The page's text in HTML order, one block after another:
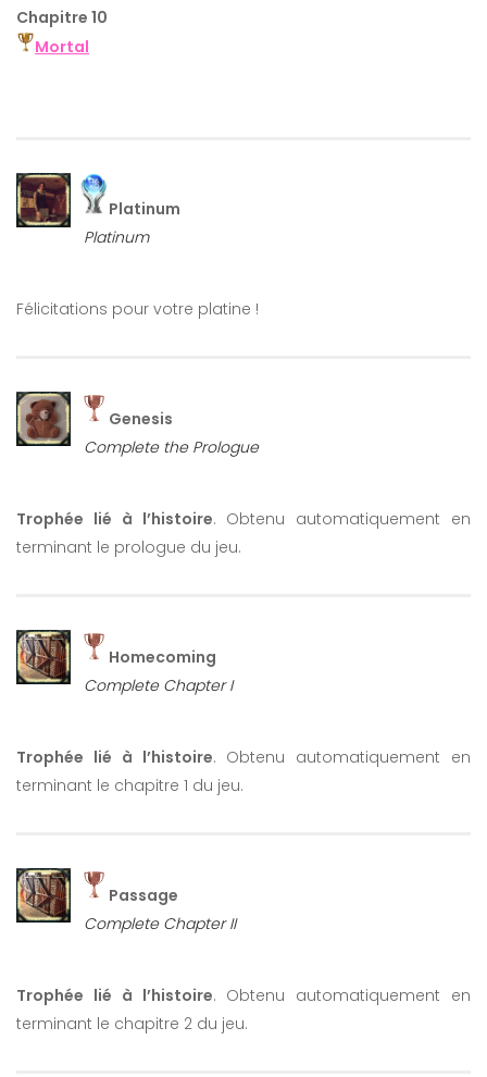
Chapitre 10
Mortal
Platinum
Platinum
Félicitations pour votre platine !
Genesis
Complete the Prologue
Trophée lié à l’histoire. Obtenu automatiquement en
terminant le prologue du jeu.
Homecoming
Complete Chapter I
Trophée lié à l’histoire. Obtenu automatiquement en
terminant le chapitre 1 du jeu.
Passage
Complete Chapter II
Trophée lié à l’histoire. Obtenu automatiquement en
terminant le chapitre 2 du jeu.